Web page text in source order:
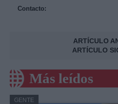
Contacto:
ARTÍCULO
ARTÍCULO
Más leídos
GENTE